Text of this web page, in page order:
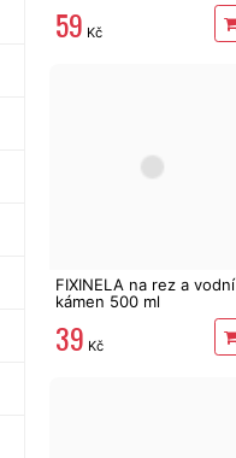
59 Kč
FIXINELA na rez a vodní
kámen 500 ml
39 Kč